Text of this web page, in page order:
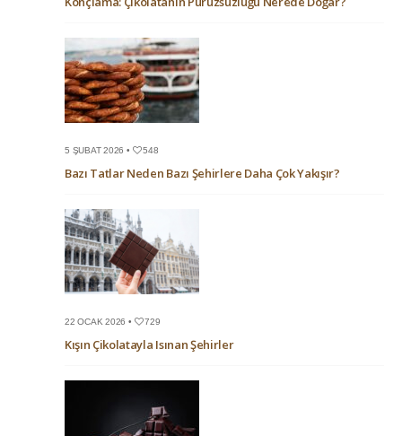
5 ŞUBAT 2026 • 548
Bazı Tatlar Neden Bazı Şehirlere Daha Çok Yakışır?
22 OCAK 2026 • 729
Kışın Çikolatayla Isınan Şehirler